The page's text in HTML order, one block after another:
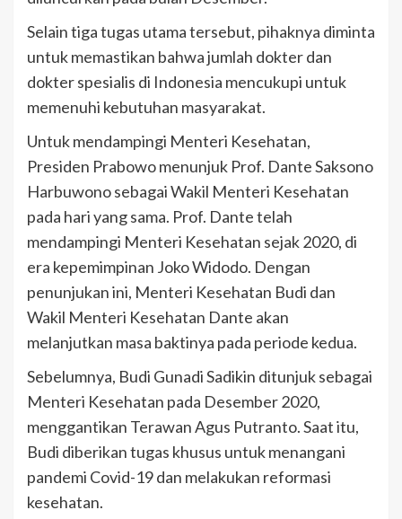
Selain tiga tugas utama tersebut, pihaknya diminta
untuk memastikan bahwa jumlah dokter dan
dokter spesialis di Indonesia mencukupi untuk
memenuhi kebutuhan masyarakat.
Untuk mendampingi Menteri Kesehatan,
Presiden Prabowo menunjuk Prof. Dante Saksono
Harbuwono sebagai Wakil Menteri Kesehatan
pada hari yang sama. Prof. Dante telah
mendampingi Menteri Kesehatan sejak 2020, di
era kepemimpinan Joko Widodo. Dengan
penunjukan ini, Menteri Kesehatan Budi dan
Wakil Menteri Kesehatan Dante akan
melanjutkan masa baktinya pada periode kedua.
Sebelumnya, Budi Gunadi Sadikin ditunjuk sebagai
Menteri Kesehatan pada Desember 2020,
menggantikan Terawan Agus Putranto. Saat itu,
Budi diberikan tugas khusus untuk menangani
pandemi Covid-19 dan melakukan reformasi
kesehatan.